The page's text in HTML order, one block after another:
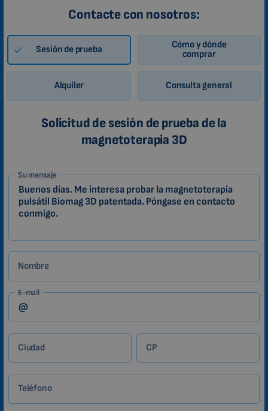
Contacte con nosotros:
Sesión de prueba
Cómo y dónde
comprar
Alquiler Consulta general
Solicitud de sesión de prueba de la
magnetoterapia 3D
1-
ES
Zákazník
Su mensaje
Nombre
E-mail
Ciudad CP
Teléfono